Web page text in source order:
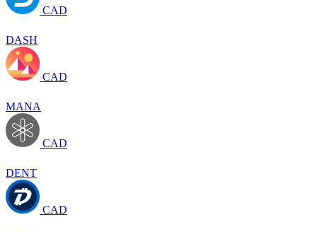
CAD
DASH
CAD
MANA
CAD
DENT
CAD